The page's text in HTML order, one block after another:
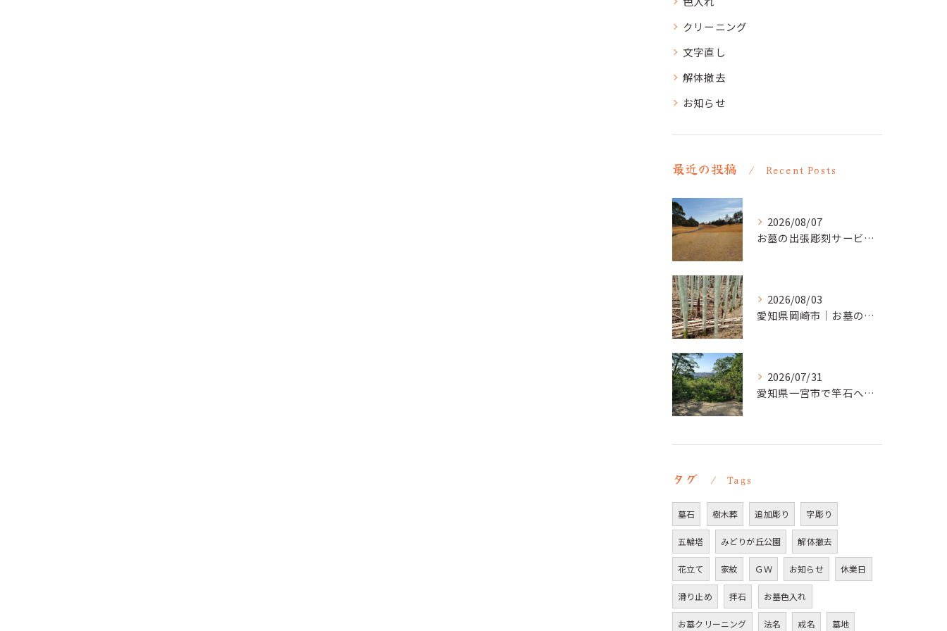
クリーニング
文字直し
解体撤去
お知らせ
最近の投稿 Recent Posts
2026/08/07
お墓の出張彫刻サービス【彫刻本舗】愛知県清須市
2026/08/03
愛知県岡崎市｜お墓の追加彫り施工例 ｜彫刻本舗
2026/07/31
愛知県一宮市で竿石への追加彫刻｜彫刻本舗
タグ Tags
墓石 樹木葬 追加彫り 字彫り
五輪塔 みどりが丘公園 解体撤去
花立て 家紋 ＧＷ お知らせ 休業日
滑り止め 拝石 お墓色入れ
お墓クリーニング 法名 戒名 墓地